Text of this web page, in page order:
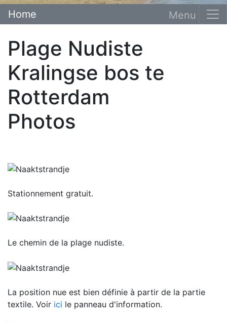
Home
Plage Nudiste
Kralingse bos te
Rotterdam
Photos
Stationnement gratuit.
Le chemin de la plage nudiste.
La position nue est bien définie à partir de la partie
textile. Voir ici le panneau d'information.